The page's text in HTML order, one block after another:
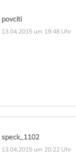
povciti
13.04.2015 um 19:48 Uhr
speck_1102
13.04.2015 um 20:22 Uhr